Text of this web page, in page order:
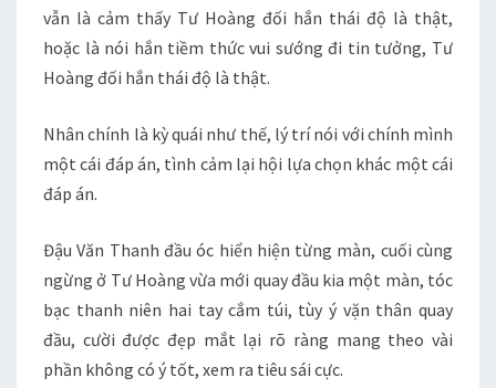
vẫn là cảm thấy Tư Hoàng đối hắn thái độ là thật,
hoặc là nói hắn tiềm thức vui sướng đi tin tưởng, Tư
Hoàng đối hắn thái độ là thật.
Nhân chính là kỳ quái như thế, lý trí nói với chính mình
một cái đáp án, tình cảm lại hội lựa chọn khác một cái
đáp án.
Đậu Văn Thanh đầu óc hiển hiện từng màn, cuối cùng
ngừng ở Tư Hoàng vừa mới quay đầu kia một màn, tóc
bạc thanh niên hai tay cắm túi, tùy ý vặn thân quay
đầu, cười được đẹp mắt lại rõ ràng mang theo vài
phần không có ý tốt, xem ra tiêu sái cực.